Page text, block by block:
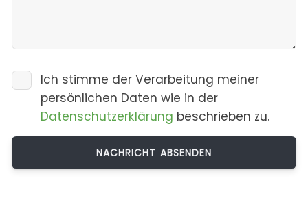
Ich stimme der Verarbeitung meiner
persönlichen Daten wie in der
Datenschutzerklärung beschrieben zu.